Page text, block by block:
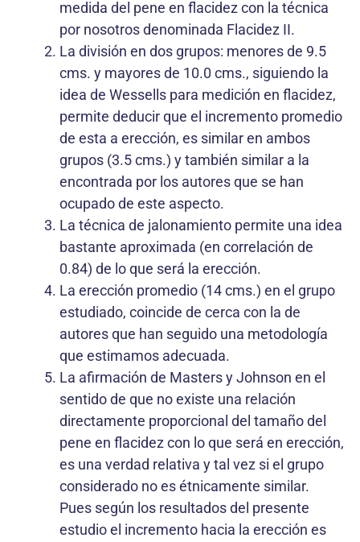
medida del pene en flacidez con la técnica
por nosotros denominada Flacidez II.
La división en dos grupos: menores de 9.5
cms. y mayores de 10.0 cms., siguiendo la
idea de Wessells para medición en flacidez,
permite deducir que el incremento promedio
de esta a erección, es similar en ambos
grupos (3.5 cms.) y también similar a la
encontrada por los autores que se han
ocupado de este aspecto.
La técnica de jalonamiento permite una idea
bastante aproximada (en correlación de
0.84) de lo que será la erección.
La erección promedio (14 cms.) en el grupo
estudiado, coincide de cerca con la de
autores que han seguido una metodología
que estimamos adecuada.
La afirmación de Masters y Johnson en el
sentido de que no existe una relación
directamente proporcional del tamaño del
pene en flacidez con lo que será en erección,
es una verdad relativa y tal vez si el grupo
considerado no es étnicamente similar.
Pues según los resultados del presente
estudio el incremento hacia la erección es